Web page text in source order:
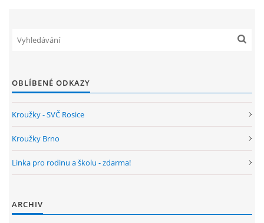
KROUŽKY
NAŠE ÚSPĚCHY
GDPR
OBLÍBENÉ ODKAZY
Kroužky - SVČ Rosice
Kroužky Brno
Linka pro rodinu a školu - zdarma!
ARCHIV